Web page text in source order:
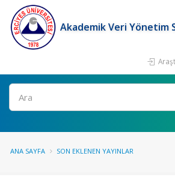
Akademik Veri Yönetim
Ara
ANA SAYFA SON EKLENEN YAYINLAR